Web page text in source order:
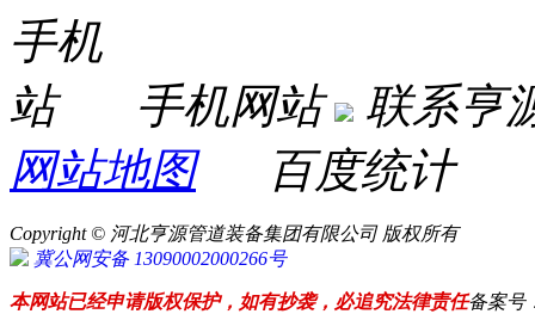
手机网站
联系亨
网站地图百度统计
Copyright © 河北亨源管道装备集团有限公司 版权所有
冀公网安备 13090002000266号
本网站已经申请版权保护，如有抄袭，必追究法律责任备案号